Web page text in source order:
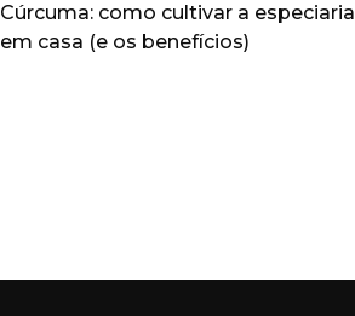
Cúrcuma: como cultivar a especiaria
em casa (e os benefícios)